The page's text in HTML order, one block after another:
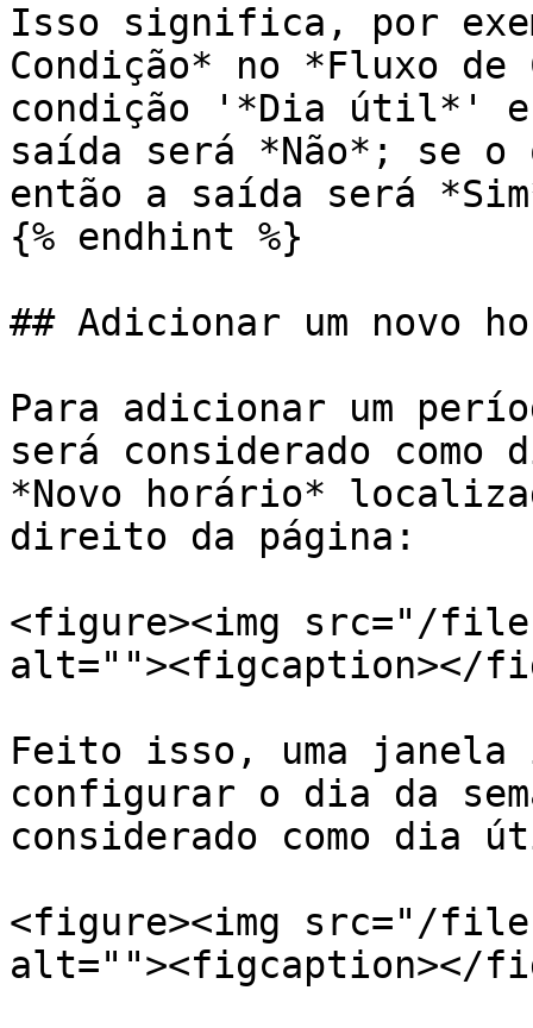
Isso significa, por
Condição* no *Fluxo
condição '*Dia útil*'
saída será *Não*; se
então a saída será
{% endhint %}
## Adicionar um novo
Para adicionar um
será considerado
*Novo horário*
direito da página:
<figure><img src="/
alt=""><figcaption></
Feito isso, uma
configurar o dia da
considerado como dia
<figure><img src="/files/
alt=""><figcaption></